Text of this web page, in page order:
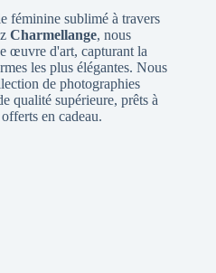
féminine sublimé à travers
Charmellange, nous
œuvre d'art, capturant la
les plus élégantes. Nous
de photographies
qualité supérieure, prêts à
en cadeau.